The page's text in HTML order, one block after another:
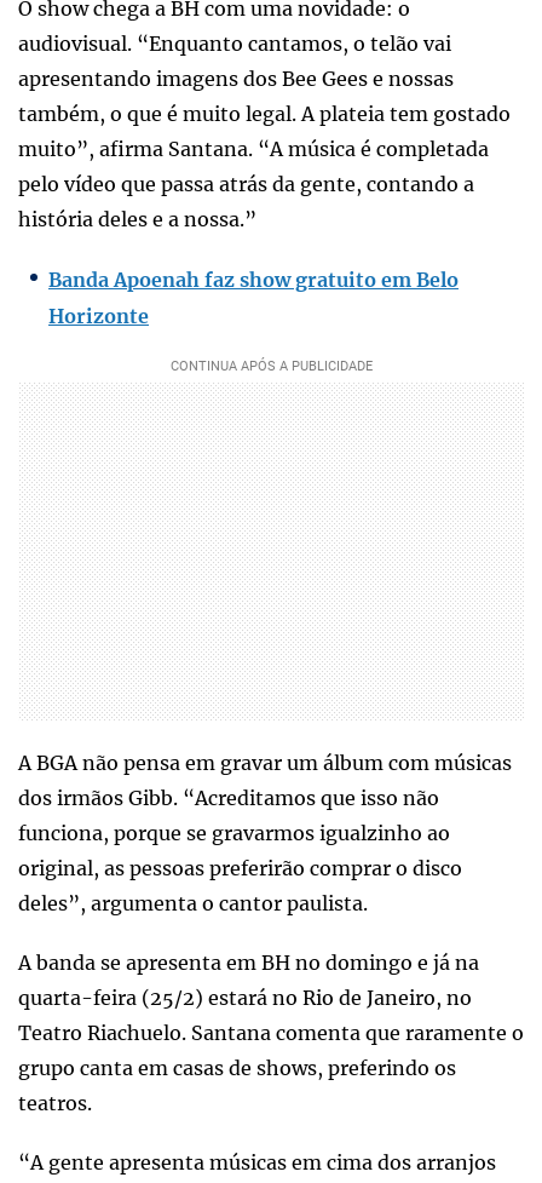
O show chega a BH com uma novidade: o
audiovisual. “Enquanto cantamos, o telão vai
apresentando imagens dos Bee Gees e nossas
também, o que é muito legal. A plateia tem gostado
muito”, afirma Santana. “A música é completada
pelo vídeo que passa atrás da gente, contando a
história deles e a nossa.”
Banda Apoenah faz show gratuito em Belo
Horizonte
A BGA não pensa em gravar um álbum com músicas
dos irmãos Gibb. “Acreditamos que isso não
funciona, porque se gravarmos igualzinho ao
original, as pessoas preferirão comprar o disco
deles”, argumenta o cantor paulista.
A banda se apresenta em BH no domingo e já na
quarta-feira (25/2) estará no Rio de Janeiro, no
Teatro Riachuelo. Santana comenta que raramente o
grupo canta em casas de shows, preferindo os
teatros.
“A gente apresenta músicas em cima dos arranjos